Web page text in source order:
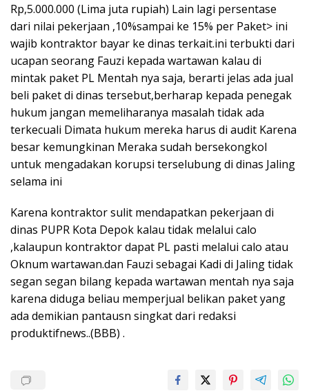
Rp,5.000.000 (Lima juta rupiah) Lain lagi persentase
dari nilai pekerjaan ,10%sampai ke 15% per Paket> ini
wajib kontraktor bayar ke dinas terkait.ini terbukti dari
ucapan seorang Fauzi kepada wartawan kalau di
mintak paket PL Mentah nya saja, berarti jelas ada jual
beli paket di dinas tersebut,berharap kepada penegak
hukum jangan memeliharanya masalah tidak ada
terkecuali Dimata hukum mereka harus di audit Karena
besar kemungkinan Meraka sudah bersekongkol
untuk mengadakan korupsi terselubung di dinas Jaling
selama ini
Karena kontraktor sulit mendapatkan pekerjaan di
dinas PUPR Kota Depok kalau tidak melalui calo
,kalaupun kontraktor dapat PL pasti melalui calo atau
Oknum wartawan.dan Fauzi sebagai Kadi di Jaling tidak
segan segan bilang kepada wartawan mentah nya saja
karena diduga beliau memperjual belikan paket yang
ada demikian pantausn singkat dari redaksi
produktifnews..(BBB) .